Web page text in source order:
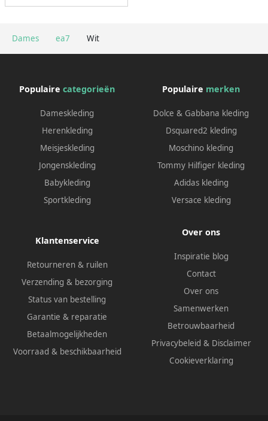
Dames ea7 Wit
Populaire categorieën
Dameskleding
Herenkleding
Meisjeskleding
Jongenskleding
Babykleding
Sportkleding
Populaire merken
Dolce & Gabbana kleding
Dsquared2 kleding
Moschino kleding
Tommy Hilfiger kleding
Adidas kleding
Versace kleding
Klantenservice
Retourneren & ruilen
Verzending & bezorging
Status van bestelling
Garantie & reparatie
Betaalmogelijkheden
Voorraad & beschikbaarheid
Over ons
Inspiratie blog
Contact
Over ons
Samenwerken
Betrouwbaarheid
Privacybeleid & Disclaimer
Cookieverklaring